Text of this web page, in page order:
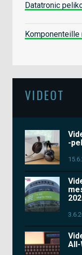
Datatronic
VIDEOT
-
All-